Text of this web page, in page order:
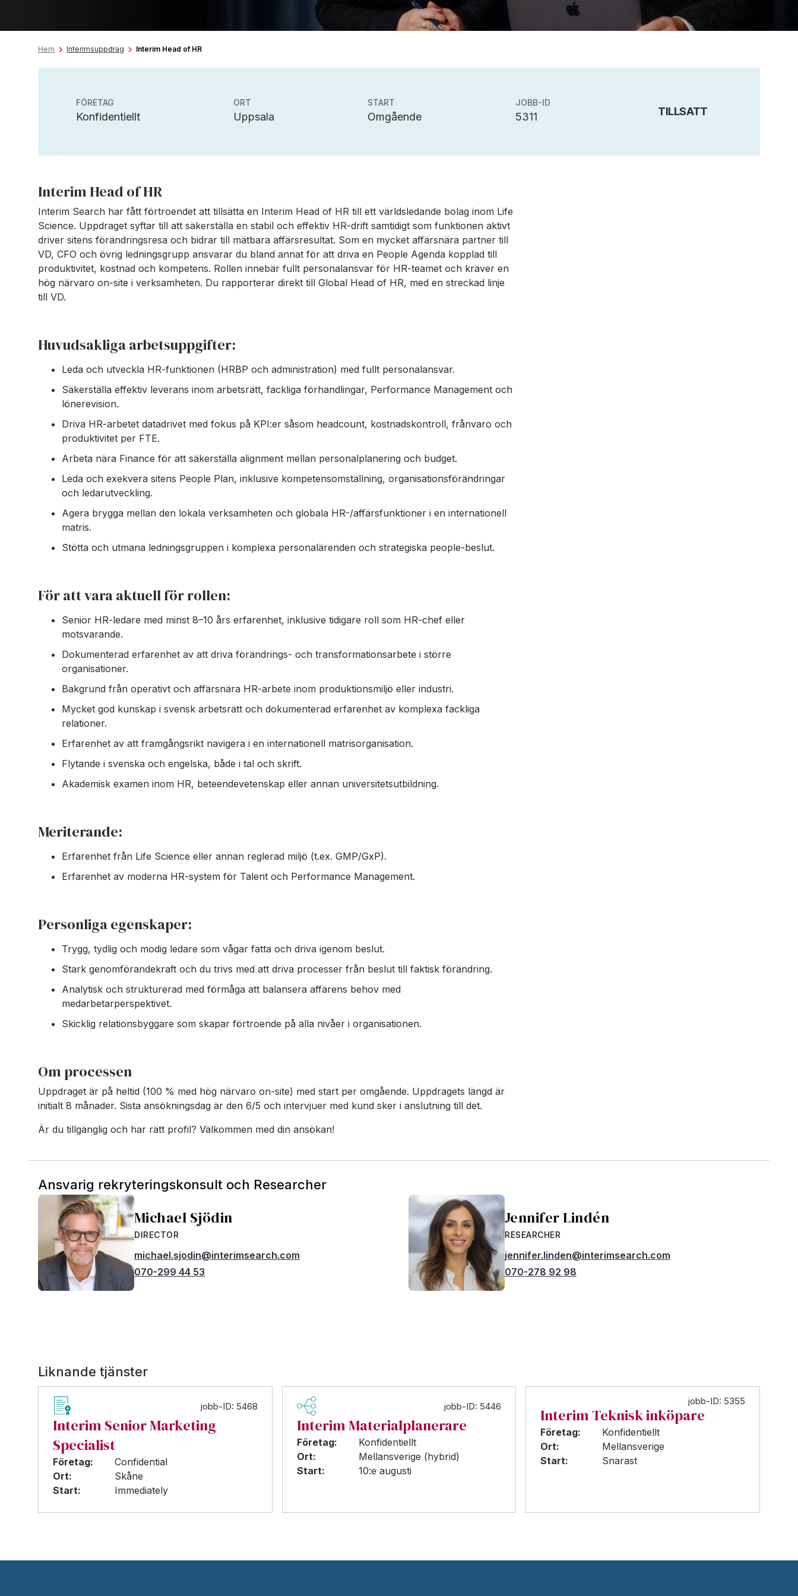
Hem Interimsuppdrag Interim Head of HR
FÖRETAG
Konfidentiellt
ORT
Uppsala
START
Omgående
JOBB-ID
5311 TILLSATT
Interim Head of HR
Interim Search har fått förtroendet att tillsätta en Interim Head of HR till ett världsledande bolag inom Life
Science. Uppdraget syftar till att säkerställa en stabil och effektiv HR-drift samtidigt som funktionen aktivt
driver sitens förändringsresa och bidrar till mätbara affärsresultat. Som en mycket affärsnära partner till
VD, CFO och övrig ledningsgrupp ansvarar du bland annat för att driva en People Agenda kopplad till
produktivitet, kostnad och kompetens. Rollen innebär fullt personalansvar för HR-teamet och kräver en
hög närvaro on-site i verksamheten. Du rapporterar direkt till Global Head of HR, med en streckad linje
till VD.
Huvudsakliga arbetsuppgifter:
Leda och utveckla HR-funktionen (HRBP och administration) med fullt personalansvar.
Säkerställa effektiv leverans inom arbetsrätt, fackliga förhandlingar, Performance Management och
lönerevision.
Driva HR-arbetet datadrivet med fokus på KPI:er såsom headcount, kostnadskontroll, frånvaro och
produktivitet per FTE.
Arbeta nära Finance för att säkerställa alignment mellan personalplanering och budget.
Leda och exekvera sitens People Plan, inklusive kompetensomställning, organisationsförändringar
och ledarutveckling.
Agera brygga mellan den lokala verksamheten och globala HR-/affärsfunktioner i en internationell
matris.
Stötta och utmana ledningsgruppen i komplexa personalärenden och strategiska people-beslut.
För att vara aktuell för rollen:
Senior HR-ledare med minst 8–10 års erfarenhet, inklusive tidigare roll som HR-chef eller
motsvarande.
Dokumenterad erfarenhet av att driva förändrings- och transformationsarbete i större
organisationer.
Bakgrund från operativt och affärsnära HR-arbete inom produktionsmiljö eller industri.
Mycket god kunskap i svensk arbetsrätt och dokumenterad erfarenhet av komplexa fackliga
relationer.
Erfarenhet av att framgångsrikt navigera i en internationell matrisorganisation.
Flytande i svenska och engelska, både i tal och skrift.
Akademisk examen inom HR, beteendevetenskap eller annan universitetsutbildning.
Meriterande:
Erfarenhet från Life Science eller annan reglerad miljö (t.ex. GMP/GxP).
Erfarenhet av moderna HR-system för Talent och Performance Management.
Personliga egenskaper:
Trygg, tydlig och modig ledare som vågar fatta och driva igenom beslut.
Stark genomförandekraft och du trivs med att driva processer från beslut till faktisk förändring.
Analytisk och strukturerad med förmåga att balansera affärens behov med
medarbetarperspektivet.
Skicklig relationsbyggare som skapar förtroende på alla nivåer i organisationen.
Om processen
Uppdraget är på heltid (100 % med hög närvaro on-site) med start per omgående. Uppdragets längd är
initialt 8 månader. Sista ansökningsdag är den 6/5 och intervjuer med kund sker i anslutning till det.
Är du tillgänglig och har rätt profil? Välkommen med din ansökan!
Ansvarig rekryteringskonsult och Researcher
Michael Sjödin
DIRECTOR
michael.sjodin@interimsearch.com
070-299 44 53
Jennifer Lindén
RESEARCHER
jennifer.linden@interimsearch.com
070-278 92 98
Liknande tjänster
jobb-ID: 5468
Interim Senior Marketing
Specialist
Företag:
Confidential
Ort:
Skåne
Start:
Immediately
jobb-ID: 5446
Interim Materialplanerare
Företag:
Konfidentiellt
Ort:
Mellansverige (hybrid)
Start:
10:e augusti
jobb-ID: 5355
Interim Teknisk inköpare
Företag:
Konfidentiellt
Ort:
Mellansverige
Start:
Snarast